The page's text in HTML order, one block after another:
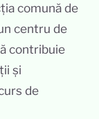
comună de
centru de
contribuie
și
de